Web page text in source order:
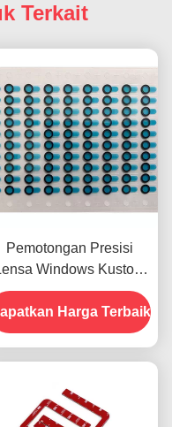
Terkait
Pemotongan Presisi
Windows Kustom
Electric Die Cutting
SGS disetujui
Harga Terbaik